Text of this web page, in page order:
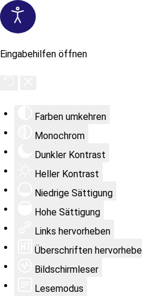
Eingabehilfen öffnen
Farben umkehren
Monochrom
Dunkler Kontrast
Heller Kontrast
Niedrige Sättigung
Hohe Sättigung
Links hervorheben
Überschriften
Bildschirmleser
Lesemodus